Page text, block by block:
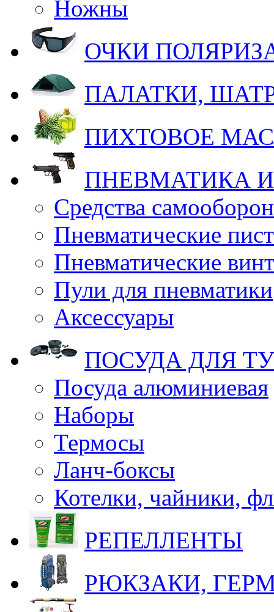
Ножны
ОЧКИ
ПАЛАТКИ,
ПИХТОВОЕ
ПНЕВМАТИКА
Средства
Пневматические
Пневматические
Пули для пневматики
Аксессуары
ПОСУДА ДЛЯ
Посуда алюминиевая
Наборы
Термосы
Ланч-боксы
Котелки, чайники,
РЕПЕЛЛЕНТЫ
РЮКЗАКИ,